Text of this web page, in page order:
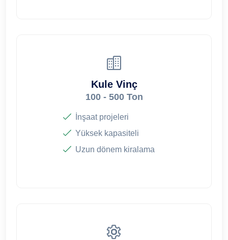
Kule Vinç
100 - 500 Ton
İnşaat projeleri
Yüksek kapasiteli
Uzun dönem kiralama